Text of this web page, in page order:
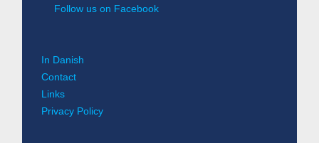
Follow us on Facebook
In Danish
Contact
Links
Privacy Policy